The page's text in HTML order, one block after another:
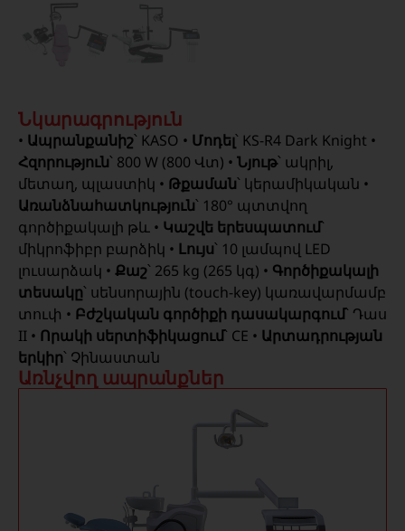
Նկարագրություն
• Ապրանքանիշ՝ KASO • Մոդել՝ KS-R4 Dark Knight •
Հզորություն՝ 800 W (800 Վտ) • Նյութ՝ ակրիլ,
մետաղ, պլաստիկ • Թքաման՝ կերամիկական •
Առանձնահատկություն՝ 180° պտտվող
գործիքակալի թև • Կաշվե երեսպատում՝
միկրոֆիբր բարձիկ • Լույս՝ 10 լամպով LED
լուսարձակ • Քաշ՝ 265 kg (265 կգ) • Գործիքակալի
տեսակը՝ սենսորային (touch-key) կառավարմամբ
տուփ • Բժշկական գործիքի դասակարգում՝ Դաս
II • Որակի սերտիֆիկացում՝ CE • Արտադրության
երկիր՝ Չինաստան
Առնչվող ապրանքներ